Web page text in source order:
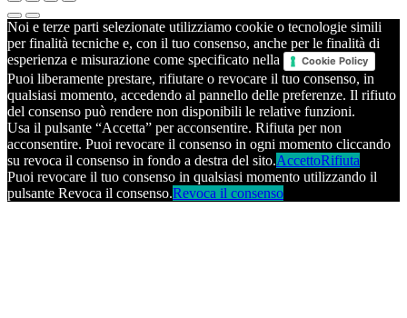
Noi e terze parti selezionate utilizziamo cookie o tecnologie simili
per finalità tecniche e, con il tuo consenso, anche per le finalità di
esperienza e misurazione come specificato nella
Cookie Policy
Puoi liberamente prestare, rifiutare o revocare il tuo consenso, in
qualsiasi momento, accedendo al pannello delle preferenze. Il rifiuto
del consenso può rendere non disponibili le relative funzioni.
Usa il pulsante “Accetta” per acconsentire. Rifiuta per non
acconsentire. Puoi revocare il consenso in ogni momento cliccando
su revoca il consenso in fondo a destra del sito.AccettoRifiuta
Puoi revocare il tuo consenso in qualsiasi momento utilizzando il
pulsante Revoca il consenso.Revoca il consenso